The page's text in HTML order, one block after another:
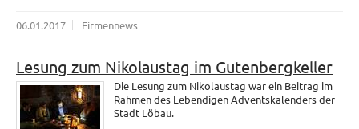
06.01.2017 Firmennews
Lesung zum Nikolaustag im Gutenbergkeller
Die Lesung zum Nikolaustag war ein Beitrag im
Rahmen des Lebendigen Adventskalenders der
Stadt Löbau.